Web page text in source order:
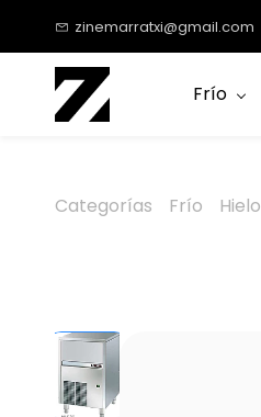
contenido
principal
zinemarratxi@gmail.com
Frío
Categorías Frío Hielo